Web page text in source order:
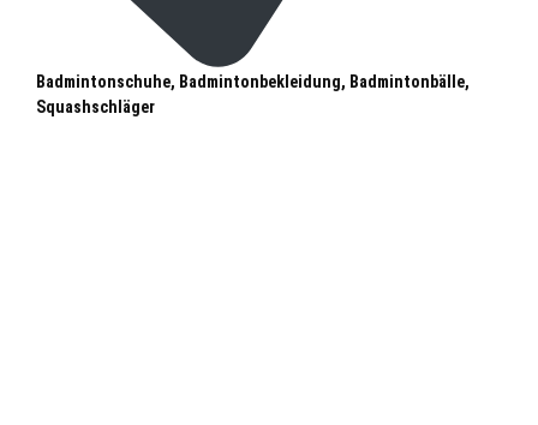
Badmintonschuhe, Badmintonbekleidung, Badmintonbälle,
Squashschläger